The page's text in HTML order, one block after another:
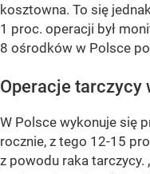
kosztowna. To się
1 proc. operacji był
8 ośrodków w Polsce
Operacje tarczycy
W Polsce wykonuje się
rocznie, z tego 12-15
z powodu raka tarczycy.